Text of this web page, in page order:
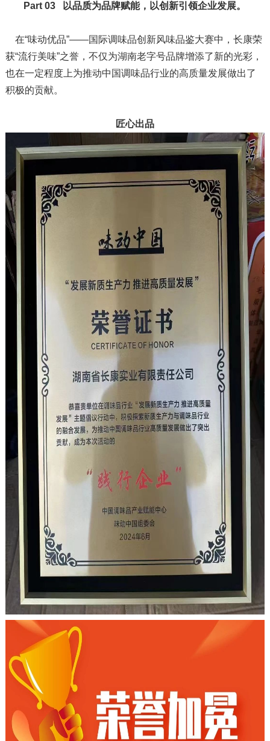
Part 03 以品质为品牌赋能， 以创新引领企业发展。
在“味动优品”——国际调味品创新风味品鉴大赛中，长康荣
获“流行美味”之誉，不仅为湖南老字号品牌增添了新的光彩，
也在一定程度上为推动中国调味品行业的高质量发展做出了
积极的贡献。
匠心出品